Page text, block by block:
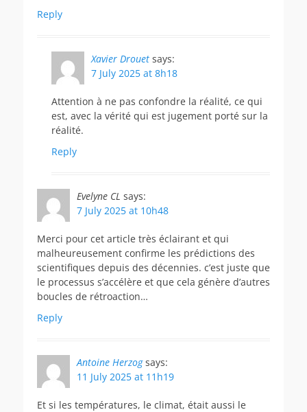
Reply
Xavier Drouet says:
7 July 2025 at 8h18
Attention à ne pas confondre la réalité, ce qui
est, avec la vérité qui est jugement porté sur la
réalité.
Reply
Evelyne CL says:
7 July 2025 at 10h48
Merci pour cet article très éclairant et qui
malheureusement confirme les prédictions des
scientifiques depuis des décennies. c’est juste que
le processus s’accélère et que cela génère d’autres
boucles de rétroaction…
Reply
Antoine Herzog says:
11 July 2025 at 11h19
Et si les températures, le climat, était aussi le